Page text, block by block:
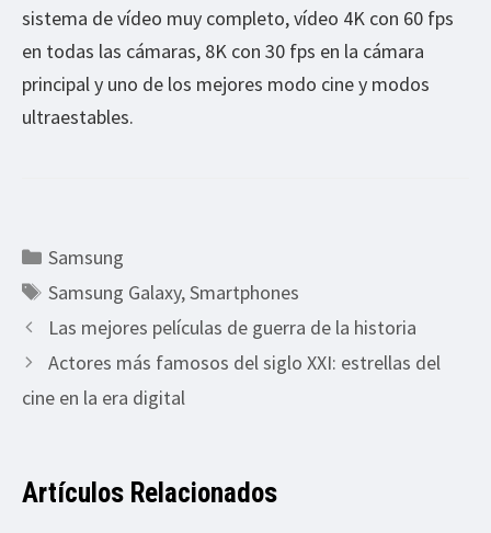
sistema de vídeo muy completo, vídeo 4K con 60 fps
en todas las cámaras, 8K con 30 fps en la cámara
principal y uno de los mejores modo cine y modos
ultraestables.
Categorías
Samsung
Etiquetas
Samsung Galaxy,Smartphones
Las mejores películas de guerra de la historia
Actores más famosos del siglo XXI: estrellas del
cine en la era digital
Artículos Relacionados